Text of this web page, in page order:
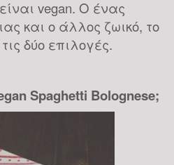
vegan. Ο ένας
και ο άλλος ζωικό, το
δύο επιλογές.
Spaghetti Bolognese;